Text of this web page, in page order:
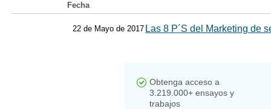
Fecha
22 de Mayo de 2017 Las 8 P´S del Marketing de
Obtenga acceso a
3.219.000+ ensayos y
trabajos